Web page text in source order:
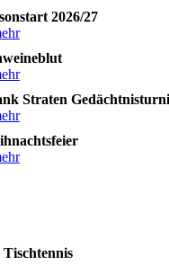
2026/27
Straten